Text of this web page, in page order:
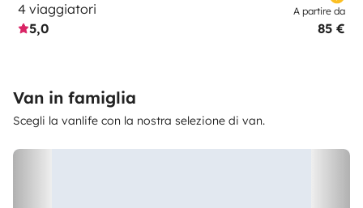
4 viaggiatori
5,0
A partire da
85 €
Van in famiglia
Scegli la vanlife con la nostra selezione di van.